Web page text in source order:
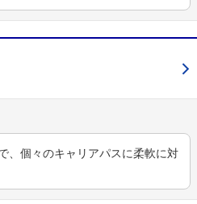
、個々のキャリアパスに柔軟に対